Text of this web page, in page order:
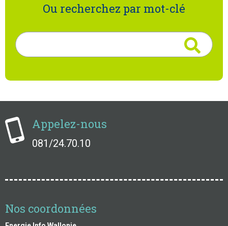
Ou recherchez par mot-clé
Rechercher
Appelez-nous
081/24.70.10
Nos coordonnées